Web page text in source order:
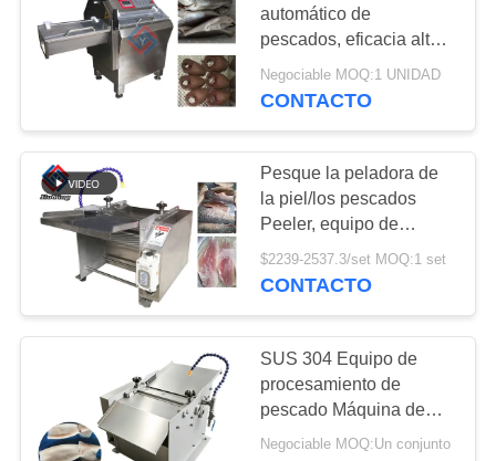
CONTACTA
NOSOTROS
NOTICIAS
CASOS
TRABAJO
BLOG
la banda de la carne
vio
130
Máquina del vaso
del vacío
automático de
pescados, eficacia alta
congelada de la
rebanadora de los
Negociable MOQ:1 UNIDAD
CONTACTO
Pesque la peladora de
la piel/los pescados
Peeler, equipo de
proceso de la piel de los
pescados
$2239-2537.3/set MOQ:1 set
CONTACTO
SUS 304 Equipo de
procesamiento de
pescado Máquina de
exfoliación de la piel del
Negociable MOQ:Un conjunto